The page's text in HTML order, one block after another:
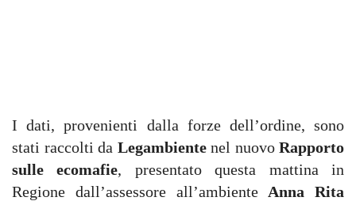
I dati, provenienti dalla forze dell’ordine, sono
stati raccolti da Legambientenel nuovo Rapporto
sulle ecomafie, presentato questa mattina in
Regione dall’assessore all’ambiente Anna Rita